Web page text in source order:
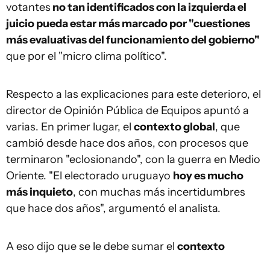
votantes no tan identificados con la izquierda el
juicio pueda estar más marcado por "cuestiones
más evaluativas del funcionamiento del gobierno"
que por el "micro clima político".
Respecto a las explicaciones para este deterioro, el
director de Opinión Pública de Equipos apuntó a
varias. En primer lugar, el contexto global, que
cambió desde hace dos años, con procesos que
terminaron "eclosionando", con la guerra en Medio
Oriente. "El electorado uruguayo hoy es mucho
más inquieto, con muchas más incertidumbres
que hace dos años", argumentó el analista.
A eso dijo que se le debe sumar el contexto